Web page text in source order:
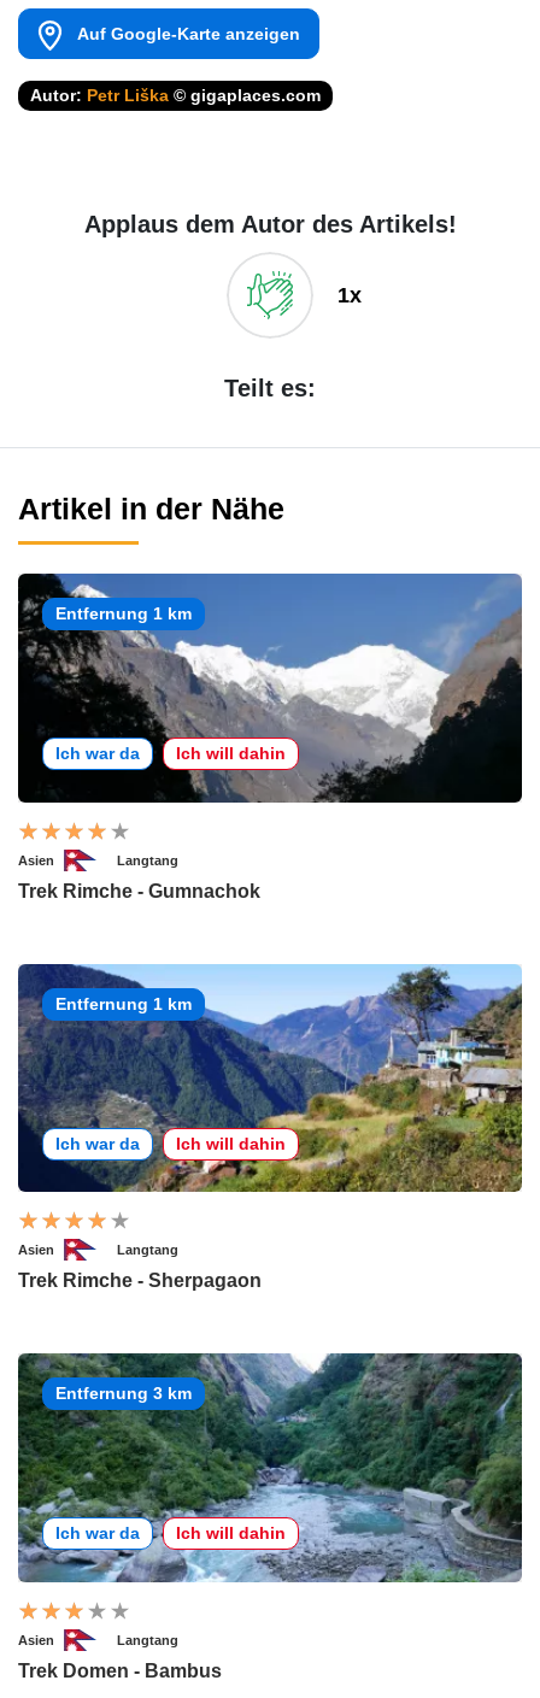
Auf Google-Karte anzeigen
Autor: Petr Liška © gigaplaces.com
Applaus dem Autor des Artikels!
1x
Teilt es:
Artikel in der Nähe
Entfernung 1 km
Ich war da Ich will dahin
Asien Langtang
Trek Rimche - Gumnachok
Entfernung 1 km
Ich war da Ich will dahin
Asien Langtang
Trek Rimche - Sherpagaon
Entfernung 3 km
Ich war da Ich will dahin
Asien Langtang
Trek Domen - Bambus